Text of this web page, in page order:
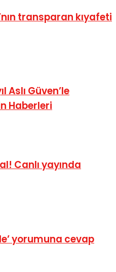
transparan kıyafeti
Aslı Güven’le
Haberleri
Canlı yayında
yorumuna cevap